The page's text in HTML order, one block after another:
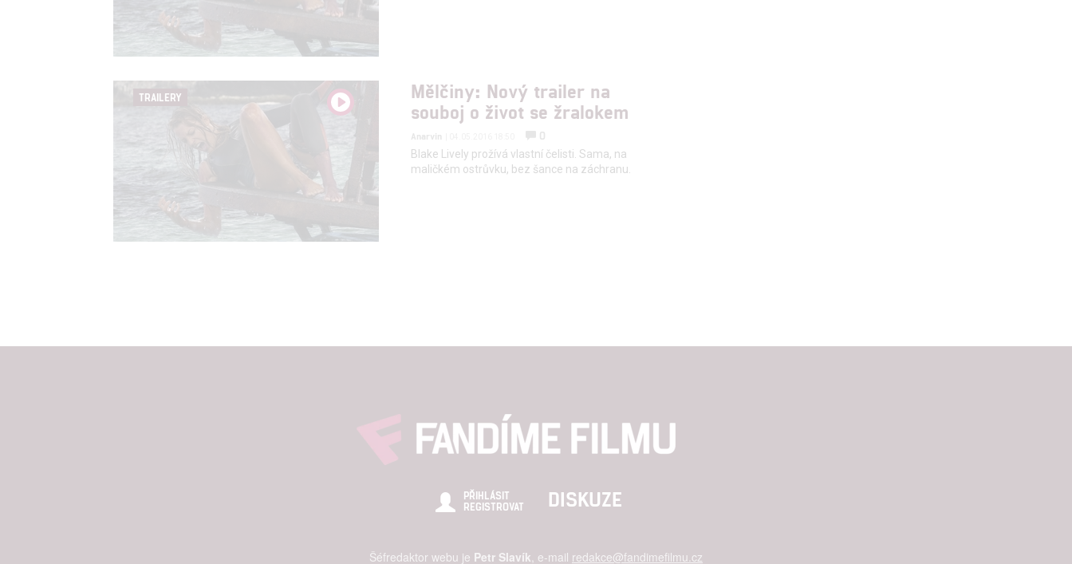
TRAILERY
Mělčiny: Nový trailer na
souboj o život se žralokem
Anarvin
0
Blake Lively prožívá vlastní čelisti. Sama, na
maličkém ostrůvku, bez šance na záchranu.
PŘIHLÁSIT
REGISTROVAT
DISKUZE
Šéfredaktor webu je Petr Slavík , e-mail redakce@fandimefilmu.cz
Udělením souhlasu s účely a funkcemi zde uvedenými dáváte nám i našim partnerům
Poskytování a zobrazování reklamy a obsahu